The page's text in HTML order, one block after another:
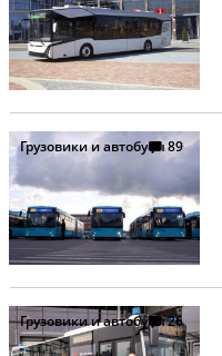
Грузовики и автобусы89
Грузовики и автобусы26